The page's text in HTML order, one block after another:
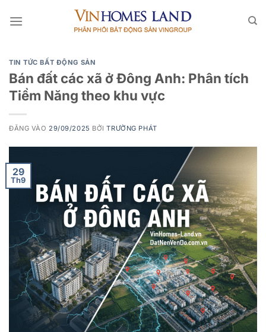
qua
TIN TỨC BẤT ĐỘNG SẢN
Bán đất các xã ở Đông Anh: Phân tích
Tiềm Năng theo khu vực
ĐĂNG VÀO 29/09/2025 BỞITRƯỜNG PHÁT
29
Th9